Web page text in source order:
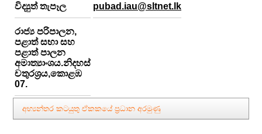
විද්‍යුත් තැපෑල pubad.iau@sltnet.lk
රාජ්‍ය පරිපාලන,
පළාත් සභා සහ
පළාත් පාලන
අමාත්‍යාංශය.නිදහස්
චතුරශ්‍රය,කොළඹ
07.
අභ්‍යන්තර කටයුතු ඒකකයේ ප්‍රධාන අරමුණු